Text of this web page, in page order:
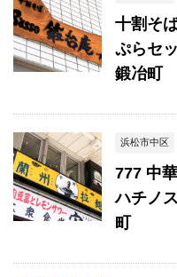
十割そ
ぷらセ
鍛冶町
浜松市中区
777 中
ハチノ
町